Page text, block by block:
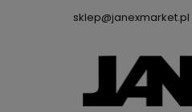
sklep@janexmarket.pl